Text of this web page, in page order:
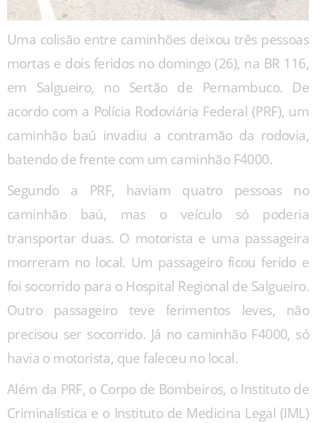
Uma colisão entre caminhões deixou três pessoas
mortas e dois feridos no domingo (26), na BR 116,
em Salgueiro, no Sertão de Pernambuco. De
acordo com a Polícia Rodoviária Federal (PRF), um
caminhão baú invadiu a contramão da rodovia,
batendo de frente com um caminhão F4000.
Segundo a PRF, haviam quatro pessoas no
caminhão baú, mas o veículo só poderia
transportar duas. O motorista e uma passageira
morreram no local. Um passageiro ficou ferido e
foi socorrido para o Hospital Regional de Salgueiro.
Outro passageiro teve ferimentos leves, não
precisou ser socorrido. Já no caminhão F4000, só
havia o motorista, que faleceu no local.
Além da PRF, o Corpo de Bombeiros, o Instituto de
Criminalística e o Instituto de Medicina Legal (IML)